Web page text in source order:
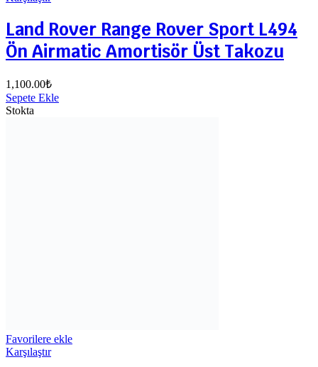
Land Rover Range Rover Sport L494
Ön Airmatic Amortisör Üst Takozu
1,100.00₺
Sepete Ekle
Stokta
Favorilere ekle
Karşılaştır